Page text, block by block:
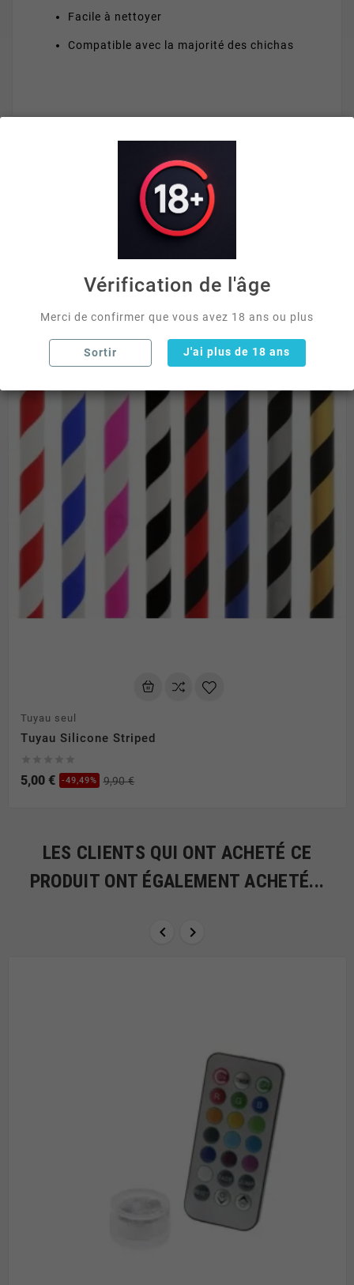
Facile à nettoyer
Compatible avec la majorité des chichas
VOUS AIMEREZ AUSSI
 
Tuyau seul
Tuyau Silicone Striped
5,00 € -49,49% 9,90 €
LES CLIENTS QUI ONT ACHETÉ CE
PRODUIT ONT ÉGALEMENT ACHETÉ...
 
Vérification de l'âge
Merci de confirmer que vous avez 18 ans ou plus
Sortir J'ai plus de 18 ans